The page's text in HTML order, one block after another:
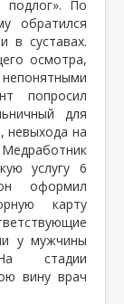
подлог». По
обратился
в суставах.
осмотра,
непонятными
попросил
для
невыхода на
услугу 6
оформил
карту
у мужчины
стадии
вину врач